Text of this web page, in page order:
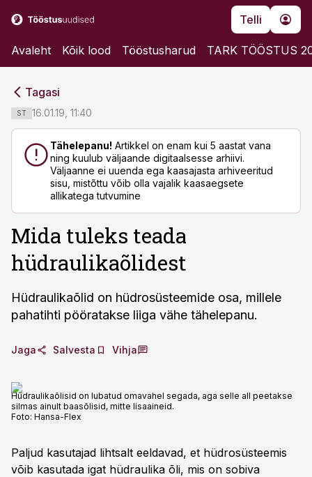
Telli
Avaleht Kõik lood Tööstusharud TARK TÖÖSTUS
Tagasi
ST 16.01.19, 11:40
Tähelepanu! Artikkel on enam kui 5 aastat vana
ning kuulub väljaande digitaalsesse arhiivi.
Väljaanne ei uuenda ega kaasajasta arhiveeritud
sisu, mistõttu võib olla vajalik kaasaegsete
allikatega tutvumine
Mida tuleks teada
hüdraulikaõlidest
Hüdraulikaõlid on hüdrosüsteemide osa, millele
pahatihti pööratakse liiga vähe tähelepanu.
Jaga Salvesta Vihja
Hüdraulikaõlisid on lubatud omavahel segada, aga selle all peetakse
silmas ainult baasõlisid, mitte lisaaineid.
Foto: Hansa-Flex
Paljud kasutajad lihtsalt eeldavad, et hüdrosüsteemis
võib kasutada igat hüdraulika õli, mis on sobiva